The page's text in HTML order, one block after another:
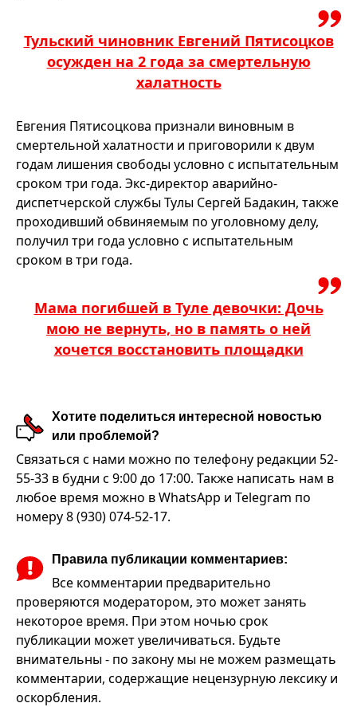
Тульский чиновник Евгений Пятисоцков
осужден на 2 года за смертельную
халатность
Евгения Пятисоцкова признали виновным в
смертельной халатности и приговорили к двум
годам лишения свободы условно с испытательным
сроком три года. Экс-директор аварийно-
диспетчерской службы Тулы Сергей Бадакин, также
проходивший обвиняемым по уголовному делу,
получил три года условно с испытательным
сроком в три года.
Мама погибшей в Туле девочки: Дочь
мою не вернуть, но в память о ней
хочется восстановить площадки
Хотите поделиться интересной новостью
или проблемой?
Связаться с нами можно по телефону редакции 52-
55-33 в будни с 9:00 до 17:00. Также написать нам в
любое время можно в WhatsApp и Telegram по
номеру 8 (930) 074-52-17.
Правила публикации комментариев:
Все комментарии предварительно
проверяются модератором, это может занять
некоторое время. При этом ночью срок
публикации может увеличиваться. Будьте
внимательны - по закону мы не можем размещать
комментарии, содержащие нецензурную лексику и
оскорбления.